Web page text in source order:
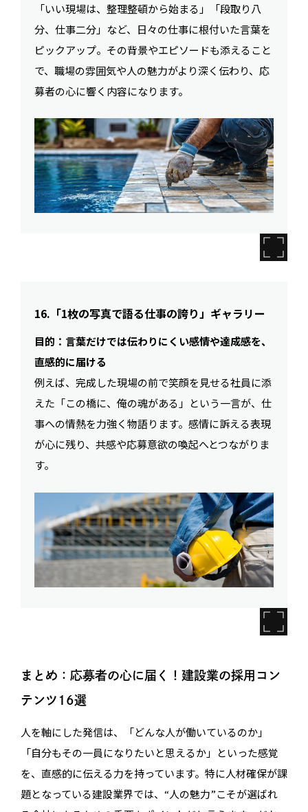
「いい現場は、整理整頓から始まる」「段取り八
分、仕事二分」など、日々の仕事に根付いた言葉を
ピックアップ。その背景やエピソードも添えること
で、職場の雰囲気や人の魅力がより深く伝わり、応
募者の心に響く内容になります。
16.「1枚の写真で語る仕事の誇り」ギャラリー
目的：言葉だけでは伝わりにくい感情や達成感を、
直感的に届ける
例えば、完成した現場の前で笑顔を見せる社員に添
えた「この橋に、俺の魂がある」という一言が、仕
事への情熱を力強く物語ります。感情に訴える表現
が心に残り、共感や応募意欲の喚起へとつながりま
す。
まとめ：応募者の心に届く！建設業の採用コン
テンツ16選
人を軸にした発信は、「どんな人が働いているのか」
「自分もその一員になりたいと思えるか」といった感覚
を、直感的に伝える力を持っています。特に人材確保が課
題となっている建設業界では、“人の魅力”こそが選ばれ